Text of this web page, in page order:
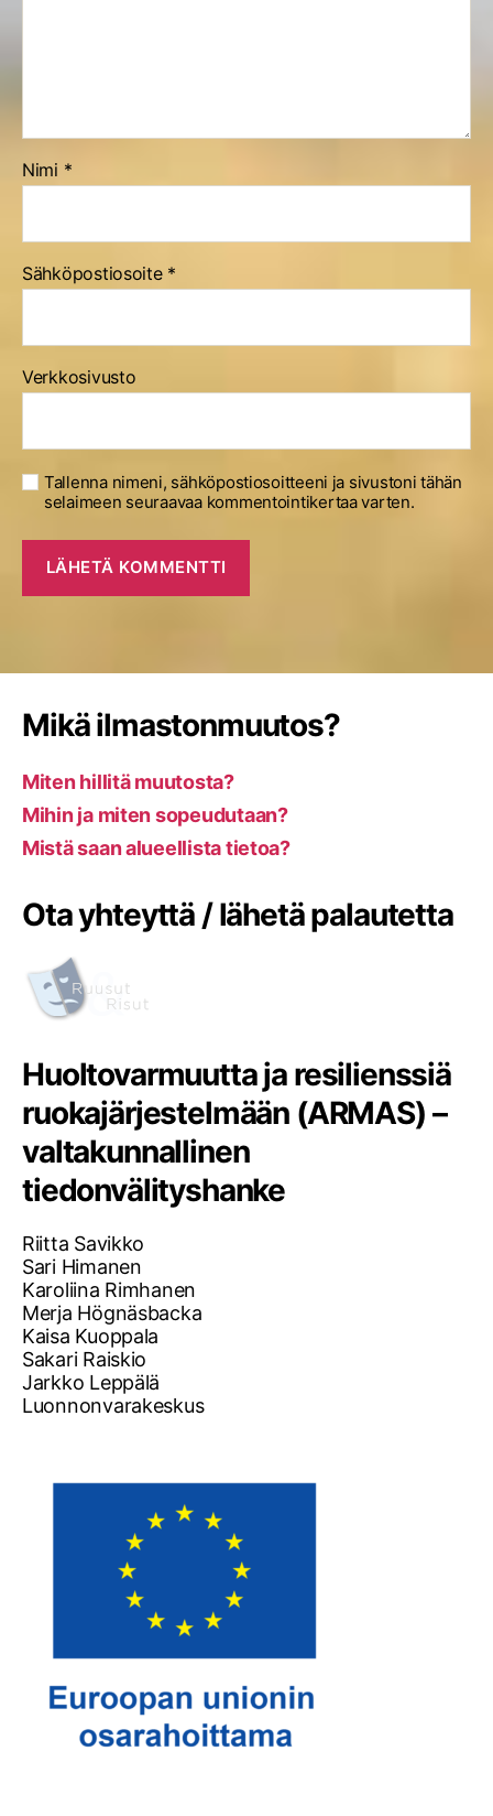
Nimi *
Sähköpostiosoite *
Verkkosivusto
Tallenna nimeni, sähköpostiosoitteeni ja sivustoni tähän
selaimeen seuraavaa kommentointikertaa varten.
Mikä ilmastonmuutos?
Miten hillitä muutosta?
Mihin ja miten sopeudutaan?
Mistä saan alueellista tietoa?
Ota yhteyttä / lähetä palautetta
Huoltovarmuutta ja resilienssiä
ruokajärjestelmään (ARMAS) –
valtakunnallinen
tiedonvälityshanke
Riitta Savikko
Sari Himanen
Karoliina Rimhanen
Merja Högnäsbacka
Kaisa Kuoppala
Sakari Raiskio
Jarkko Leppälä
Luonnonvarakeskus